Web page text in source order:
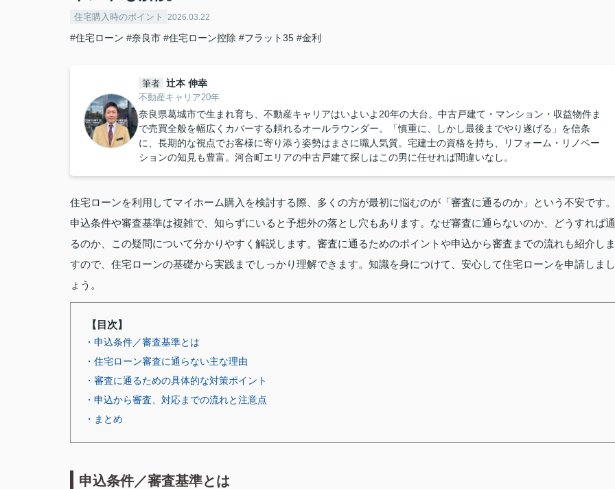
住宅購入時のポイント 2026.03.22
#住宅ローン #奈良市 #住宅ローン控除 #フラット35 #金利
筆者 辻本 伸幸
不動産キャリア20年
奈良県葛城市で生まれ育ち、不動産キャリアはいよいよ20年の大台。中古戸建て・マンション・収益物件ま
で売買全般を幅広くカバーする頼れるオールラウンダー。「慎重に、しかし最後までやり遂げる」を信条
に、長期的な視点でお客様に寄り添う姿勢はまさに職人気質。宅建士の資格を持ち、リフォーム・リノベー
ションの知見も豊富。河合町エリアの中古戸建て探しはこの男に任せれば間違いなし。
住宅ローンを利用してマイホーム購入を検討する際、多くの方が最初に悩むのが「審査に通るのか」という不安です。
申込条件や審査基準は複雑で、知らずにいると予想外の落とし穴もあります。なぜ審査に通らないのか、どうすれば通
るのか、この疑問について分かりやすく解説します。審査に通るためのポイントや申込から審査までの流れも紹介しま
すので、住宅ローンの基礎から実践までしっかり理解できます。知識を身につけて、安心して住宅ローンを申請しまし
ょう。
【目次】
・申込条件／審査基準とは
・住宅ローン審査に通らない主な理由
・審査に通るための具体的な対策ポイント
・申込から審査、対応までの流れと注意点
・まとめ
申込条件／審査基準とは